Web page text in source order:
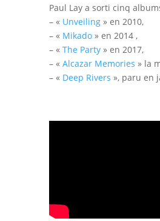
Paul Lay a sorti cinq
– « Unveiling» en 2010,
– « Mikado» en 2014 ,
– « The Party» en 2017,
– « Alcazar Memories » la
– « Deep Rivers », paru en